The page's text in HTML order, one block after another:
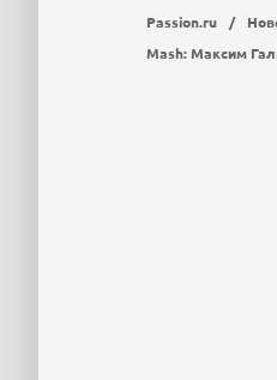
Passion.ru /
Mash: Максим